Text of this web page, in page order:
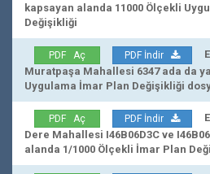
kapsayan alanda 11000 Ölçekli
Değişikliği
PDF Aç PDF İndir
Muratpaşa Mahallesi 6347 ada da
Uygulama İmar Plan Değişikliği
PDF Aç PDF İndir
Dere Mahallesi I46B06D3C ve
alanda 1/1000 Ölçekli İmar Plan